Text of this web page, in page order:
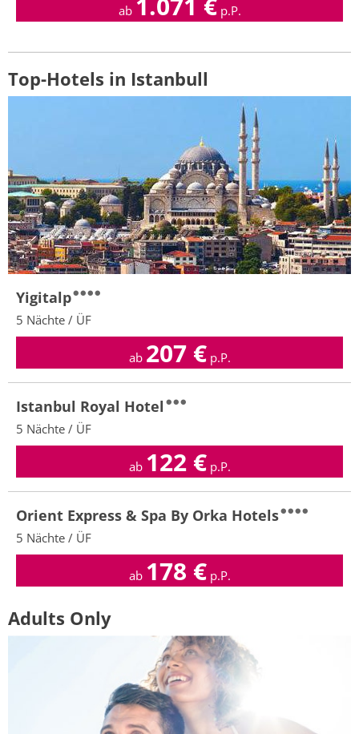
ab p.P.
Top-Hotels in Istanbull
Yigitalp
5 Nächte / ÜF
ab 207€ p.P.
Istanbul Royal Hotel
5 Nächte / ÜF
ab 122€ p.P.
Orient Express & Spa By Orka Hotels
5 Nächte / ÜF
ab 178 € p.P.
Adults Only